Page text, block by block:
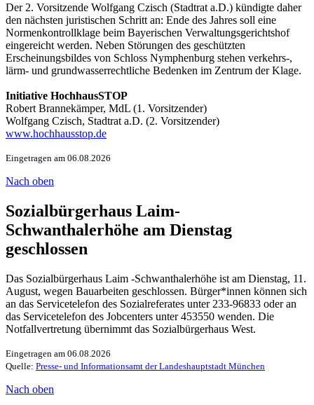
Der 2. Vorsitzende Wolfgang Czisch (Stadtrat a.D.) kündigte daher
den nächsten juristischen Schritt an: Ende des Jahres soll eine
Normenkontrollklage beim Bayerischen Verwaltungsgerichtshof
eingereicht werden. Neben Störungen des geschützten
Erscheinungsbildes von Schloss Nymphenburg stehen verkehrs-,
lärm- und grundwasserrechtliche Bedenken im Zentrum der Klage.
Initiative HochhausSTOP
Robert Brannekämper, MdL (1. Vorsitzender)
Wolfgang Czisch, Stadtrat a.D. (2. Vorsitzender)
www.hochhausstop.de
Eingetragen am 06.08.2026
Nach oben
Sozialbürgerhaus Laim-
Schwanthalerhöhe am Dienstag
geschlossen
Das Sozialbürgerhaus Laim -Schwanthalerhöhe ist am Dienstag, 11.
August, wegen Bauarbeiten geschlossen. Bürger*innen können sich
an das Servicetelefon des Sozialreferates unter 233-96833 oder an
das Servicetelefon des Jobcenters unter 453550 wenden. Die
Notfallvertretung übernimmt das Sozialbürgerhaus West.
Eingetragen am 06.08.2026
Quelle: Presse- und Informationsamt der Landeshauptstadt München
Nach oben